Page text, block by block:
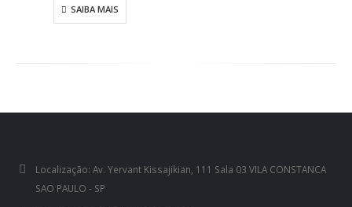
SAIBA MAIS
Localização: Av. Yervant Kissajikian, 111 Sala 03 VILA CONSTANCA
SAO PAULO - SP